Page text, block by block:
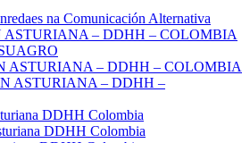
na Comunicación Alternativa
ASTURIANA – DDHH – COLOMBIA
ASTURIANA – DDHH – COLOMBIA
ASTURIANA – DDHH –
DDHH Colombia
DDHH Colombia